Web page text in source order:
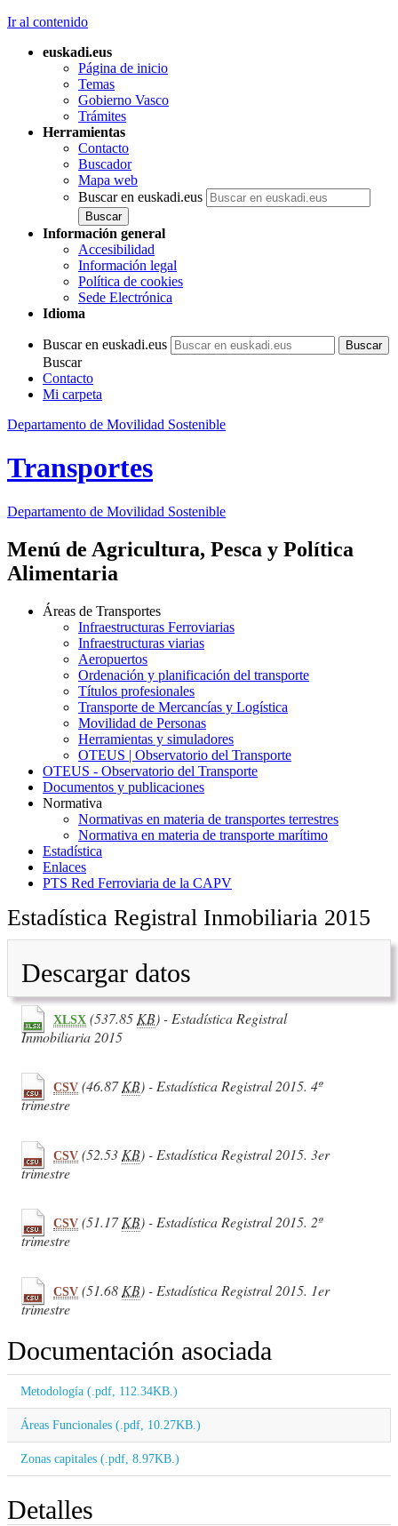
Ir al contenido
euskadi.eus
Página de inicio
Temas
Gobierno Vasco
Trámites
Herramientas
Contacto
Buscador
Mapa web
Buscar en euskadi.eus
Información general
Accesibilidad
Información legal
Política de cookies
Sede Electrónica
Idioma
Buscar en euskadi.eus
Buscar
Contacto
Mi carpeta
Departamento de Movilidad Sostenible
Transportes
Departamento de Movilidad Sostenible
Menú de Agricultura, Pesca y Política
Alimentaria
Áreas de Transportes
Infraestructuras Ferroviarias
Infraestructuras viarias
Aeropuertos
Ordenación y planificación del transporte
Títulos profesionales
Transporte de Mercancías y Logística
Movilidad de Personas
Herramientas y simuladores
OTEUS | Observatorio del Transporte
OTEUS - Observatorio del Transporte
Documentos y publicaciones
Normativa
Normativas en materia de transportes terrestres
Normativa en materia de transporte marítimo
Estadística
Enlaces
PTS Red Ferroviaria de la CAPV
Estadística Registral Inmobiliaria 2015
Descargar datos
XLSX (537.85 KB) - Estadística Registral
Inmobiliaria 2015
CSV (46.87KB) - Estadística Registral 2015. 4º
trimestre
CSV (52.53 KB) - Estadística Registral 2015. 3er
trimestre
CSV (51.17KB) - Estadística Registral 2015. 2º
trimestre
CSV (51.68 KB) - Estadística Registral 2015. 1er
trimestre
Documentación asociada
Metodología (.pdf, 112.34KB.)
Áreas Funcionales (.pdf, 10.27KB.)
Zonas capitales (.pdf, 8.97KB.)
Detalles